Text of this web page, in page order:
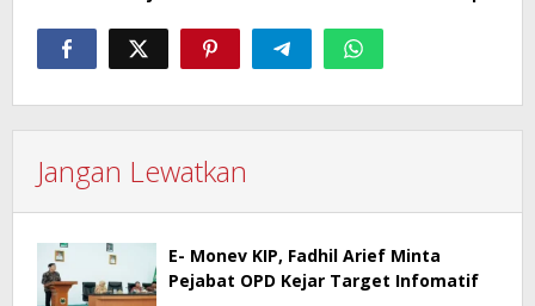
Jangan Lewatkan
E- Monev KIP, Fadhil Arief Minta
Pejabat OPD Kejar Target Infomatif